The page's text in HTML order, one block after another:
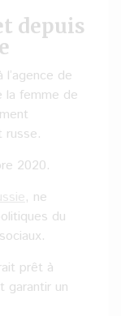
depuis
l’agence de
la femme de
russe.
2020.
, ne
du
prêt à
garantir un